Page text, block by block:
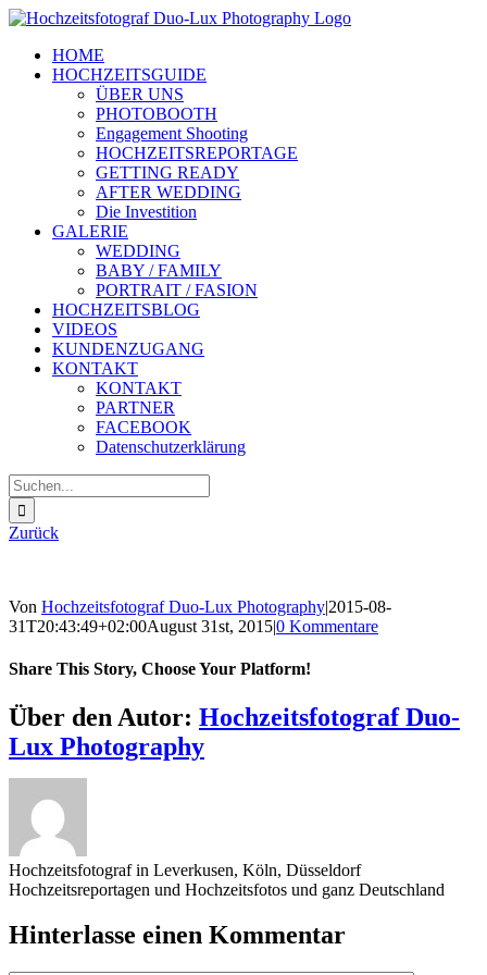
Zum
springenHOME
HOCHZEITSGUIDE
ÜBER UNS
PHOTOBOOTH
Engagement Shooting
HOCHZEITSREPORTAGE
GETTING READY
AFTER WEDDING
Die Investition
GALERIE
WEDDING
BABY / FAMILY
PORTRAIT / FASION
HOCHZEITSBLOG
VIDEOS
KUNDENZUGANG
KONTAKT
KONTAKT
PARTNER
FACEBOOK
Datenschutzerklärung
Suche
nach:
Zurück
Von Hochzeitsfotograf Duo-Lux Photography|2015-08-
31T20:43:49+02:00August 31st, 2015|0 Kommentare
Share This Story, Choose Your Platform!
Sharing_facebook
Sharing_twitter
Sharing_reddit
Über den Autor: Hochzeitsfotograf Duo-
Lux Photography
Hochzeitsfotograf in Leverkusen, Köln, Düsseldorf
Hochzeitsreportagen und Hochzeitsfotos und ganz Deutschland
Hinterlasse einen Kommentar